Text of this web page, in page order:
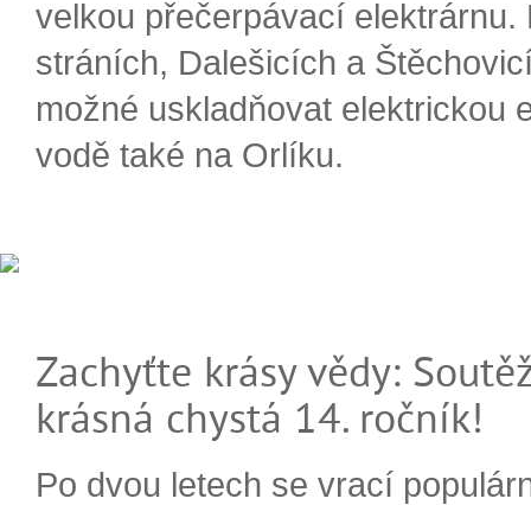
velkou přečerpávací elektrárnu.
stráních, Dalešicích a
možné uskladňovat elektrickou
vodě také na Orlíku.
Zachyťte krásy vědy:
krásná chystá 14. ročník!
Po dvou letech se vrací